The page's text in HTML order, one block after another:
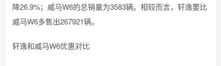
降26.9%；威马W6的总销量为3583辆。相较而言，轩逸要比
威马W6多售出267921辆。
轩逸和威马W6优惠对比